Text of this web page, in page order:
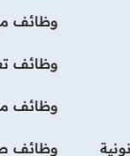
وظائف
وظائف
وظائف
وظائف